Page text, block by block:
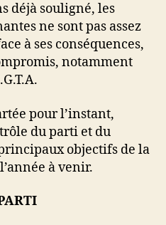
déjà souligné, les
ne sont pas assez
à ses conséquences,
notamment
pour l’instant,
du parti et du
objectifs de la
à venir.